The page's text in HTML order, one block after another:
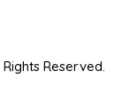
Reserved.